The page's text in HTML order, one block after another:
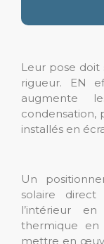
Leur pose doit
rigueur. EN
augmente
condensation,
installés en
Un
solaire
l’intérieur
thermique en
mettre en